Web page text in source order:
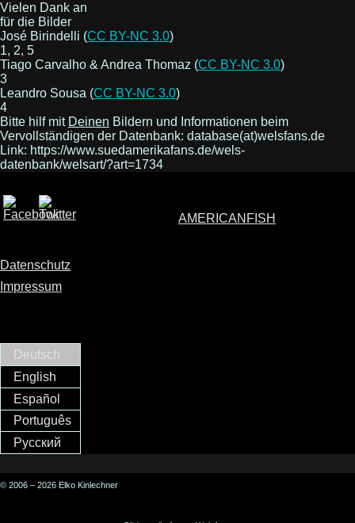
Vielen Dank an
für die Bilder
José Birindelli (CC BY-NC 3.0)
1, 2, 5
Tiago Carvalho & Andrea Thomaz (CC BY-NC 3.0)
3
Leandro Sousa (CC BY-NC 3.0)
4
Bitte hilf mit Deinen Bildern und Informationen beim
Vervollständigen der Datenbank: database(at)welsfans.de
Link: https://www.suedamerikafans.de/wels-
datenbank/welsart/?art=1734
AMERICANFISH
Datenschutz
Impressum
Deutsch
English
Español
Português
Русский
© 2006 – 2026 Elko Kinlechner